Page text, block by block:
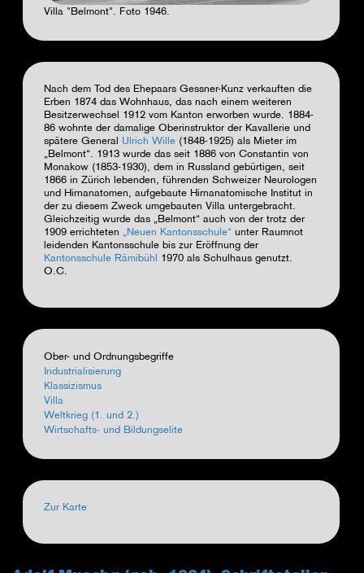
Villa "Belmont". Foto 1946.
Nach dem Tod des Ehepaars Gessner-Kunz verkauften die
Erben 1874 das Wohnhaus, das nach einem weiteren
Besitzerwechsel 1912 vom Kanton erworben wurde. 1884-
86 wohnte der damalige Oberinstruktor der Kavallerie und
spätere General Ulrich Wille (1848-1925) als Mieter im
„Belmont“. 1913 wurde das seit 1886 von Constantin von
Monakow (1853-1930), dem in Russland gebürtigen, seit
1866 in Zürich lebenden, führenden Schweizer Neurologen
und Hirnanatomen, aufgebaute Hirnanatomische Institut in
der zu diesem Zweck umgebauten Villa untergebracht.
Gleichzeitig wurde das „Belmont“ auch von der trotz der
1909 errichteten „Neuen Kantonsschule“ unter Raumnot
leidenden Kantonsschule bis zur Eröffnung der
Kantonsschule Rämibühl
1970 als Schulhaus genutzt.
O.C.
Ober- und Ordnungsbegriffe
Industrialisierung
Klassizismus
Villa
Weltkrieg (1. und 2.)
Wirtschafts- und Bildungselite
Zur Karte